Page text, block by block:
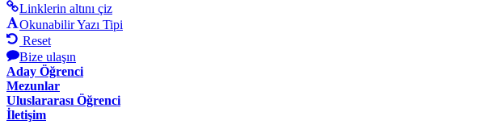
Linklerin altını çiz
Okunabilir Yazı Tipi
Reset
Bize ulaşın
Aday Öğrenci
Mezunlar
Uluslararası Öğrenci
İletişim